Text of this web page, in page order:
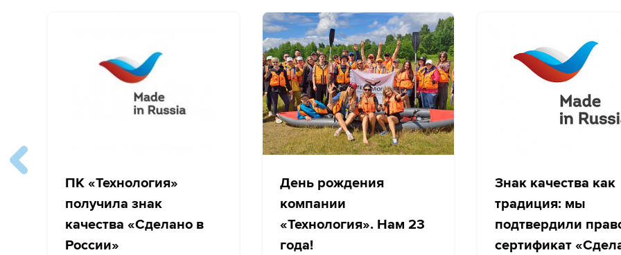
ПК «Технология»
получила знак
качества «Сделано в
России»
День рождения
компании
«Технология». Нам 23
года!
Знак качества как
традиция: мы
подтвердили
сертификат